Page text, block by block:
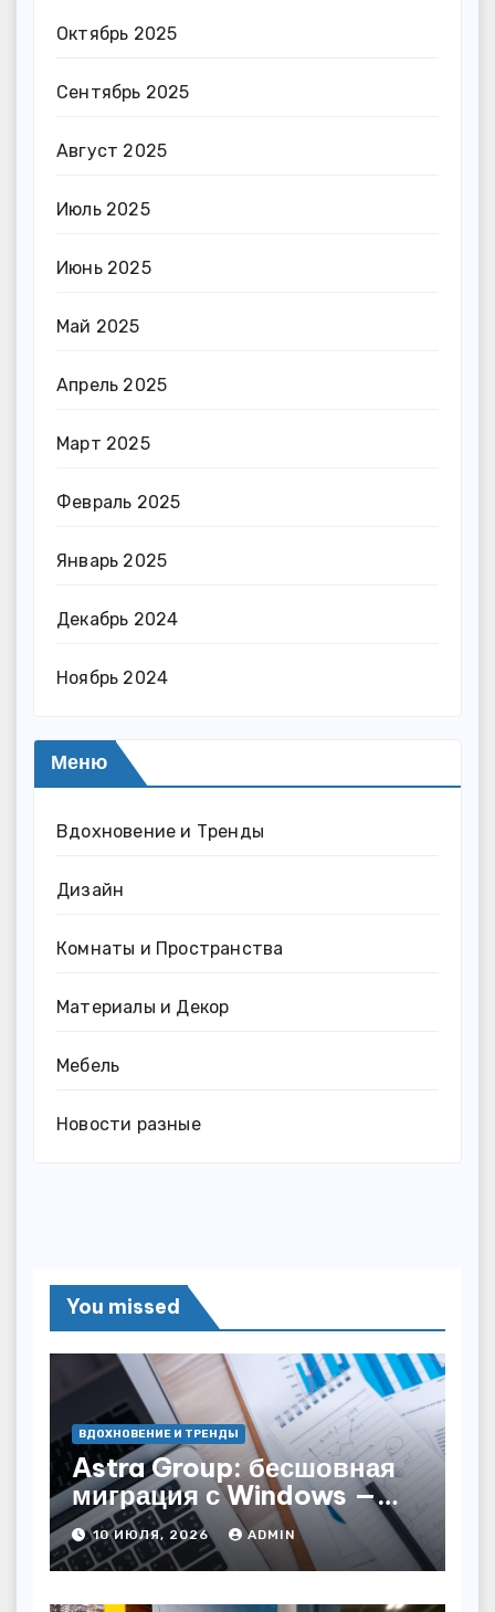
Октябрь 2025
Сентябрь 2025
Август 2025
Июль 2025
Июнь 2025
Май 2025
Апрель 2025
Март 2025
Февраль 2025
Январь 2025
Декабрь 2024
Ноябрь 2024
Меню
Вдохновение и Тренды
Дизайн
Комнаты и Пространства
Материалы и Декор
Мебель
Новости разные
You missed
ВДОХНОВЕНИЕ И ТРЕНДЫ
Astra Group: бесшовная
миграция с Windows —
как сохранить бизнес-
непрерывность
10 ИЮЛЯ, 2026 ADMIN